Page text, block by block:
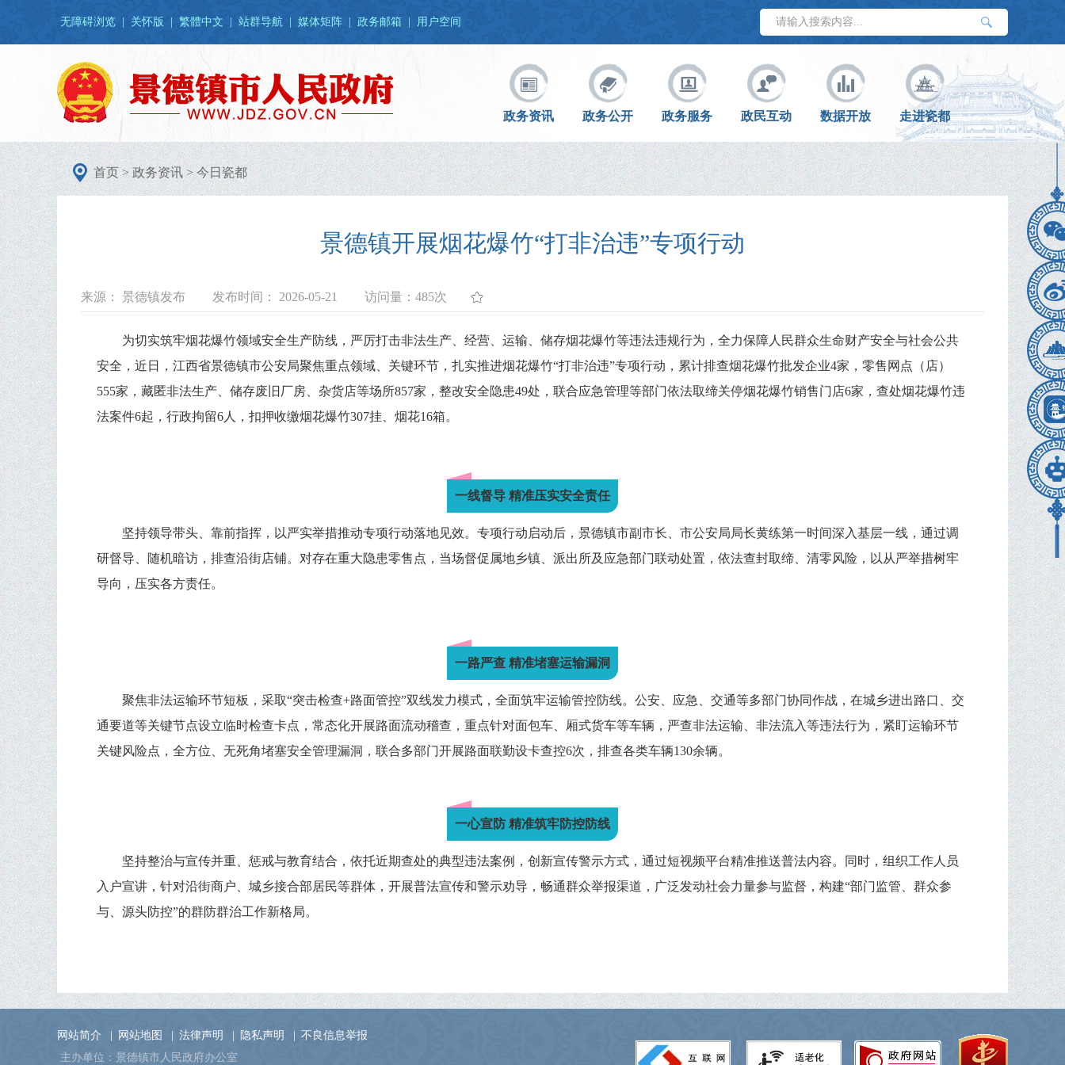
无障碍浏览 关怀版 繁體中文 站群导航 媒体矩阵 政务邮箱 用户空间
政务资讯 政务公开 政务服务 政民互动 数据开放 走进瓷都
首页>政务资讯>今日瓷都
景德镇开展烟花爆竹“打非治违”专项行动
来源： 景德镇发布 发布时间： 2026-05-21 访问量： 485次
为切实筑牢烟花爆竹领域安全生产防线，严厉打击非法生产、经营、运输、储存烟花爆竹等违法违规行为，全力保障人民群众生命财产安全与社会公共
安全，近日，江西省景德镇市公安局聚焦重点领域、关键环节，扎实推进烟花爆竹“打非治违”专项行动，累计排查烟花爆竹批发企业4家，零售网点（店）
555家，藏匿非法生产、储存废旧厂房、杂货店等场所857家，整改安全隐患49处，联合应急管理等部门依法取缔关停烟花爆竹销售门店6家，查处烟花爆竹违
法案件6起，行政拘留6人，扣押收缴烟花爆竹307挂、烟花16箱。
一线督导 精准压实安全责任
坚持领导带头、靠前指挥，以严实举措推动专项行动落地见效。专项行动启动后，景德镇市副市长、市公安局局长黄练第一时间深入基层一线，通过调
研督导、随机暗访，排查沿街店铺。对存在重大隐患零售点，当场督促属地乡镇、派出所及应急部门联动处置，依法查封取缔、清零风险，以从严举措树牢
导向，压实各方责任。
一路严查 精准堵塞运输漏洞
聚焦非法运输环节短板，采取“突击检查+路面管控”双线发力模式，全面筑牢运输管控防线。公安、应急、交通等多部门协同作战，在城乡进出路口、交
通要道等关键节点设立临时检查卡点，常态化开展路面流动稽查，重点针对面包车、厢式货车等车辆，严查非法运输、非法流入等违法行为，紧盯运输环节
关键风险点，全方位、无死角堵塞安全管理漏洞，联合多部门开展路面联勤设卡查控6次，排查各类车辆130余辆。
一心宣防 精准筑牢防控防线
坚持整治与宣传并重、惩戒与教育结合，依托近期查处的典型违法案例，创新宣传警示方式，通过短视频平台精准推送普法内容。同时，组织工作人员
入户宣讲，针对沿街商户、城乡接合部居民等群体，开展普法宣传和警示劝导，畅通群众举报渠道，广泛发动社会力量参与监督，构建“部门监管、群众参
与、源头防控”的群防群治工作新格局。
网站简介 网站地图 法律声明 隐私声明
不良信息举报
主办单位：景德镇市人民政府办公室